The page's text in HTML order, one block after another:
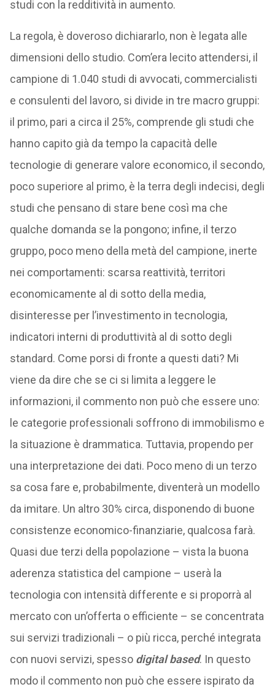
studi con la redditività in aumento.
La regola, è doveroso dichiararlo, non è legata alle
dimensioni dello studio. Com’era lecito attendersi, il
campione di 1.040 studi di avvocati, commercialisti
e consulenti del lavoro, si divide in tre macro gruppi:
il primo, pari a circa il 25%, comprende gli studi che
hanno capito già da tempo la capacità delle
tecnologie di generare valore economico, il secondo,
poco superiore al primo, è la terra degli indecisi, degli
studi che pensano di stare bene così ma che
qualche domanda se la pongono; infine, il terzo
gruppo, poco meno della metà del campione, inerte
nei comportamenti: scarsa reattività, territori
economicamente al di sotto della media,
disinteresse per l’investimento in tecnologia,
indicatori interni di produttività al di sotto degli
standard. Come porsi di fronte a questi dati? Mi
viene da dire che se ci si limita a leggere le
informazioni, il commento non può che essere uno:
le categorie professionali soffrono di immobilismo e
la situazione è drammatica. Tuttavia, propendo per
una interpretazione dei dati. Poco meno di un terzo
sa cosa fare e, probabilmente, diventerà un modello
da imitare. Un altro 30% circa, disponendo di buone
consistenze economico-finanziarie, qualcosa farà.
Quasi due terzi della popolazione – vista la buona
aderenza statistica del campione – userà la
tecnologia con intensità differente e si proporrà al
mercato con un’offerta o efficiente – se concentrata
sui servizi tradizionali – o più ricca, perché integrata
con nuovi servizi, spesso digital based. In questo
modo il commento non può che essere ispirato da